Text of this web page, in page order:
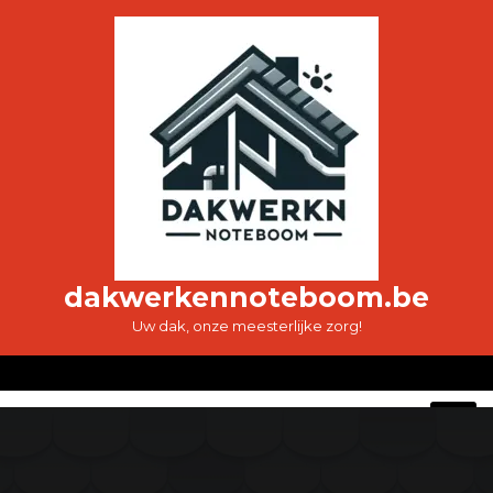
dakwerkennoteboom.be
Uw dak, onze meesterlijke zorg!